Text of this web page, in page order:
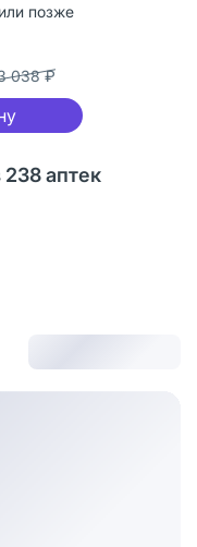
позже
038 ₽
аптек